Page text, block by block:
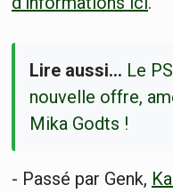
Lire aussi… Le
nouvelle offre,
Mika Godts !
- Passé par Genk,